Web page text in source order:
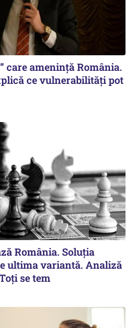
care amenință România.
ce vulnerabilități pot
România. Soluția
ultima variantă. Analiză
se tem